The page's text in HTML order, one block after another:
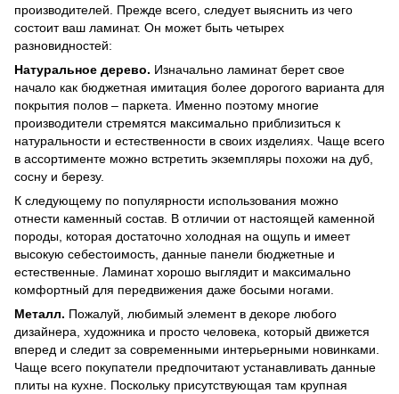
производителей. Прежде всего, следует выяснить из чего
состоит ваш ламинат. Он может быть четырех
разновидностей:
Натуральное дерево. Изначально ламинат берет свое
начало как бюджетная имитация более дорогого варианта для
покрытия полов – паркета. Именно поэтому многие
производители стремятся максимально приблизиться к
натуральности и естественности в своих изделиях. Чаще всего
в ассортименте можно встретить экземпляры похожи на дуб,
сосну и березу.
К следующему по популярности использования можно
отнести каменный состав. В отличии от настоящей каменной
породы, которая достаточно холодная на ощупь и имеет
высокую себестоимость, данные панели бюджетные и
естественные. Ламинат хорошо выглядит и максимально
комфортный для передвижения даже босыми ногами.
Металл. Пожалуй, любимый элемент в декоре любого
дизайнера, художника и просто человека, который движется
вперед и следит за современными интерьерными новинками.
Чаще всего покупатели предпочитают устанавливать данные
плиты на кухне. Поскольку присутствующая там крупная